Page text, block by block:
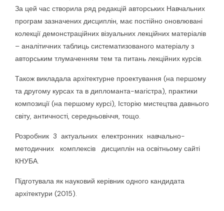
За цей час створила ряд редакцій авторських Навчальних
програм зазначених дисциплін, має постійно оновлювані
колекції демонстраційних візуальних лекційних матеріалів
– аналітичних таблиць систематизованого матеріалу з
авторським тлумаченням тем та питань лекційних курсів.
Також викладала архітектурне проектування (на першому
та другому курсах та в дипломанта-магістра), практики
композиції (на першому курсі), Історію мистецтва давнього
світу, античності, середньовіччя, тощо.
Розробник 3 актуальних електронних навчально-
методичних комплексів дисциплін на освітньому сайті
КНУБА.
Підготувала як науковий керівник одного кандидата
архітектури (2015).